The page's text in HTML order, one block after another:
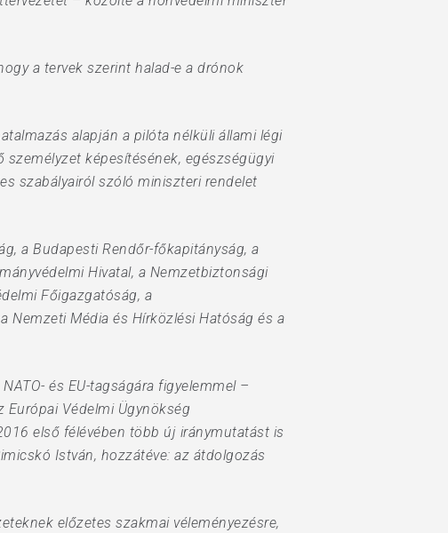
a tervek szerint halad-e a drónok
alapján a pilóta nélküli állami légi
képesítésének, egészségügyi
szabályairól szóló miniszteri rendelet
a Budapesti Rendőr-főkapitányság, a
Hivatal, a Nemzetbiztonsági
Főigazgatóság, a
Nemzeti Média és Hírközlési Hatóság és a
és EU-tagságára figyelemmel –
Európai Védelmi Ügynökség
első félévében több új iránymutatást is
István, hozzátéve: az átdolgozás
előzetes szakmai véleményezésre,